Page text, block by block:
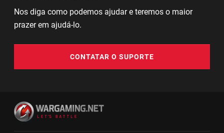
Nos diga como podemos ajudar e teremos o maior
prazer em ajudá-lo.
CONTATAR O SUPORTE